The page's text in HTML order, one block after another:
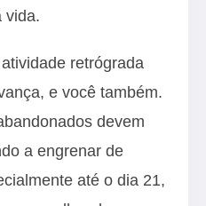
vida.
retrógrada
e você também.
devem
a engrenar de
até o dia 21,